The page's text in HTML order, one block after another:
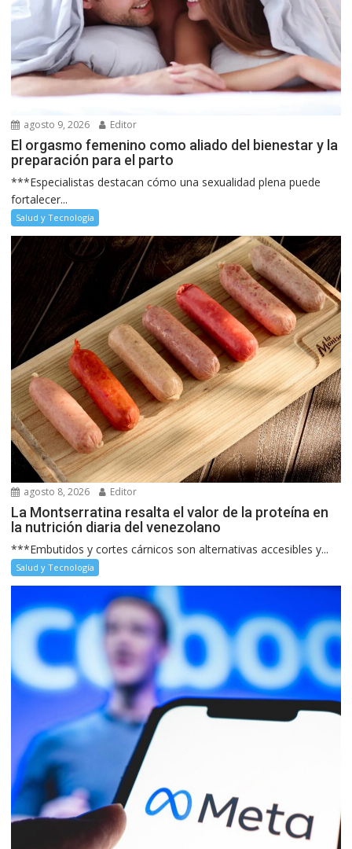
agosto 9, 2026 Editor
El orgasmo femenino como aliado del bienestar y la
preparación para el parto
***Especialistas destacan cómo una sexualidad plena puede
fortalecer...
Salud y Tecnología
agosto 8, 2026 Editor
La Montserratina resalta el valor de la proteína en
la nutrición diaria del venezolano
***Embutidos y cortes cárnicos son alternativas accesibles y...
Salud y Tecnología